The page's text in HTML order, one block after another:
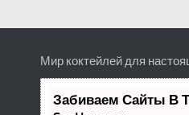
Мир коктейлей для
Забиваем Сайты В